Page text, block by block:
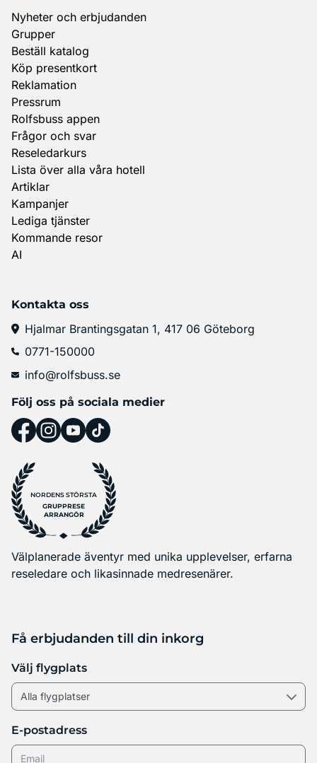
Nyheter och erbjudanden
Grupper
Beställ katalog
Köp presentkort
Reklamation
Pressrum
Rolfsbuss appen
Frågor och svar
Reseledarkurs
Lista över alla våra hotell
Artiklar
Kampanjer
Lediga tjänster
Kommande resor
AI
Kontakta oss
Hjalmar Brantingsgatan 1, 417 06 Göteborg
0771-150000
info@rolfsbuss.se
Följ oss på sociala medier
NORDENS STÖRSTA
GRUPPRESE
ARRANGÖR
Välplanerade äventyr med unika upplevelser, erfarna
reseledare och likasinnade medresenärer.
Få erbjudanden till din inkorg
Välj flygplats
E-postadress